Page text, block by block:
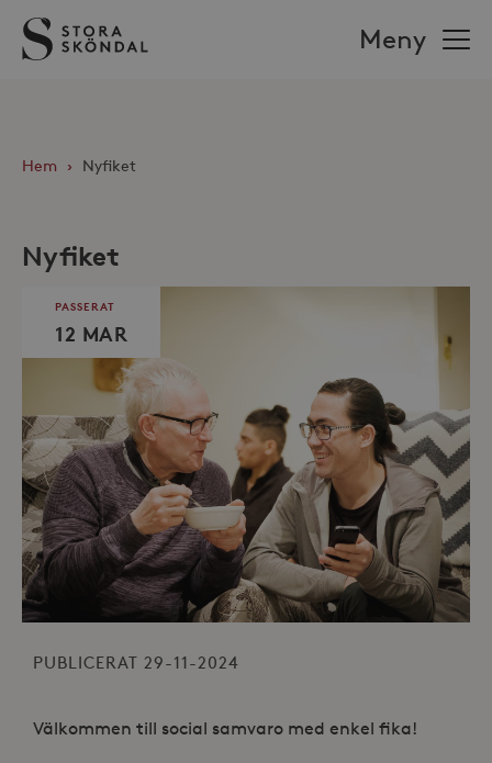
Stora
Sköndal
Meny
Hem › Nyfiket
Nyfiket
PASSERAT
12 MAR
PUBLICERAT 29-11-2024
Välkommen till social samvaro med enkel fika!